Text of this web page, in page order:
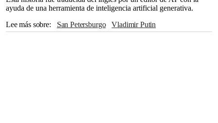
ayuda de una herramienta de inteligencia artificial generativa.
Lee más sobre
San Petersburgo
Vladimir Putin